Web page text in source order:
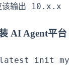
输出 10.x.x
AI Agent平台
init